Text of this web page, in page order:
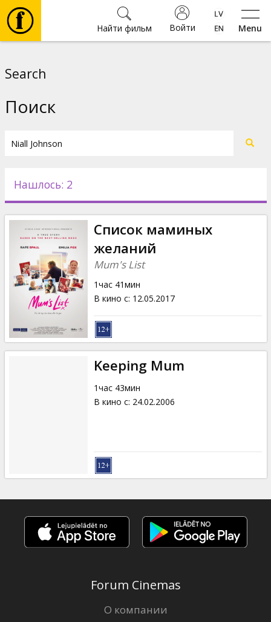
Menu
Войти
Найти фильм
Новости
Подарки
Кинозакуски
B2B
Клуб
Search
Поиск
Нашлось: 2
Список маминых
желаний
Mum's List
1час 41мин
В кино с: 12.05.2017
Keeping Mum
1час 43мин
В кино с: 24.02.2006
Forum Cinemas
О компании